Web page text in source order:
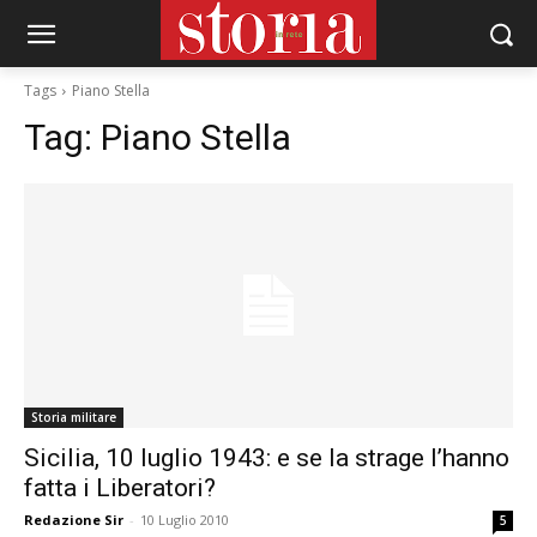
Tags Piano Stella
Tag: Piano Stella
Storia militare
Sicilia, 10 luglio 1943: e se la strage l’hanno
fatta i Liberatori?
Redazione Sir - 10 Luglio 2010 5